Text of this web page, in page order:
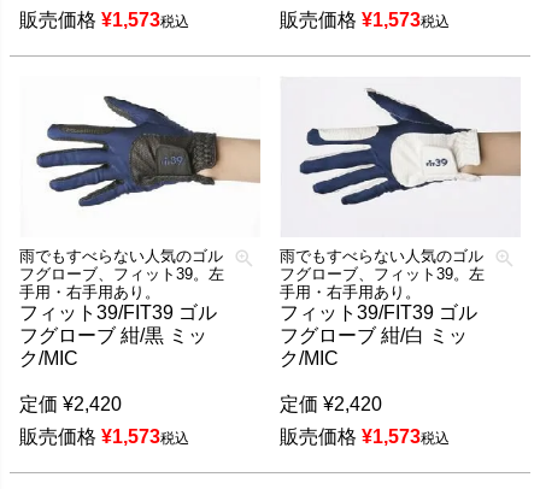
販売価格 ¥1,573税込
販売価格 ¥1,573税込
雨でもすべらない人気のゴル
フグローブ、フィット39。左
手用・右手用あり。
フィット39/FIT39 ゴル
フグローブ 紺/黒 ミッ
ク/MIC
定価 ¥2,420
販売価格 ¥1,573税込
雨でもすべらない人気のゴル
フグローブ、フィット39。左
手用・右手用あり。
フィット39/FIT39 ゴル
フグローブ 紺/白 ミッ
ク/MIC
定価 ¥2,420
販売価格 ¥1,573税込